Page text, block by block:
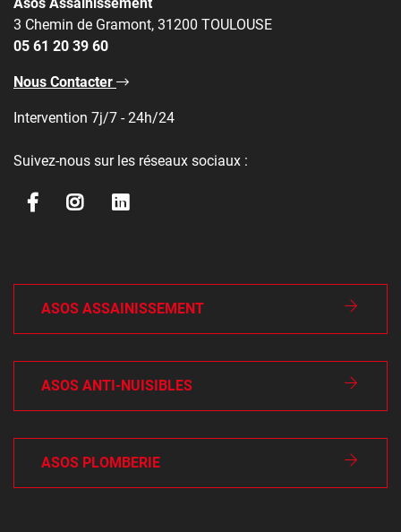
3 Chemin de Gramont, 31200 TOULOUSE
05 61 20 39 60
Nous Contacter
Intervention 7j/7 - 24h/24
Suivez-nous sur les réseaux sociaux :
ASOS ASSAINISSEMENT
ASOS ANTI-NUISIBLES
ASOS PLOMBERIE